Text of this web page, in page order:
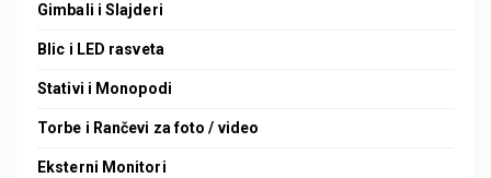
Gimbali i Slajderi
Blic i LED rasveta
Stativi i Monopodi
Torbe i Rančevi za foto / video
Eksterni Monitori